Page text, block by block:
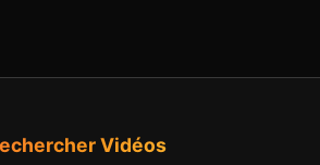
Vidéos